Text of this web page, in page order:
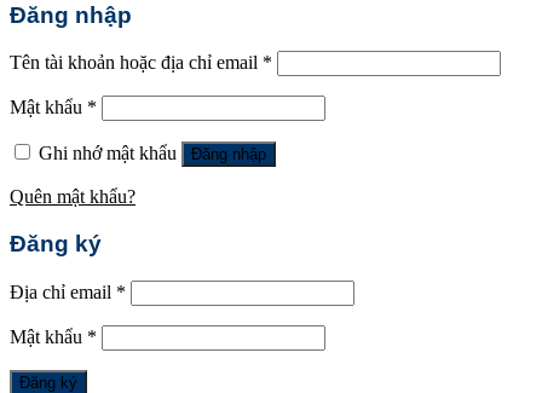
Đăng nhập
Tên tài khoản hoặc địa chỉ email *
Mật khẩu *
Ghi nhớ mật khẩu Đăng nhập
Quên mật khẩu?
Đăng ký
Địa chỉ email *
Mật khẩu *
Đăng ký